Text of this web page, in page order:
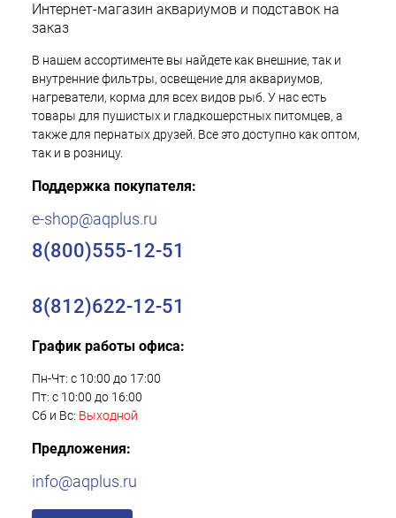
Интернет-магазин аквариумов и подставок на
заказ
В нашем ассортименте вы найдете как внешние, так и
внутренние фильтры, освещение для аквариумов,
нагреватели, корма для всех видов рыб. У нас есть
товары для пушистых и гладкошерстных питомцев, а
также для пернатых друзей. Все это доступно как оптом,
так и в розницу.
Поддержка покупателя:
e-shop@aqplus.ru
8(800)555-12-51
8(812)622-12-51
График работы офиса:
Пн-Чт: с 10:00 до 17:00
Пт: с 10:00 до 16:00
Сб и Вс: Выходной
Предложения:
info@aqplus.ru